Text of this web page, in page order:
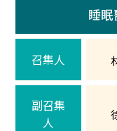
睡
召集人
副召集
人